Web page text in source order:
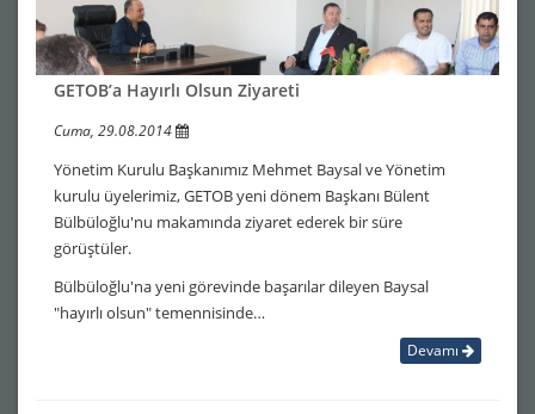
GETOB’a Hayırlı Olsun Ziyareti
Cuma, 29.08.2014
Yönetim Kurulu Başkanımız Mehmet Baysal ve Yönetim
kurulu üyelerimiz, GETOB yeni dönem Başkanı Bülent
Bülbüloğlu'nu makamında ziyaret ederek bir süre
görüştüler.
Bülbüloğlu'na yeni görevinde başarılar dileyen Baysal
"hayırlı olsun" temennisinde…
Devamı